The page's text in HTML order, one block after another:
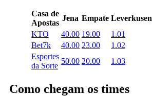
Casa de
Apostas
Jena Empate Leverkusen
KTO
40.00 19.00
1.01
Bet7k
40.00 23.00
1.02
Esportes
da Sorte
50.00 20.00 1.03
Como chegam os times